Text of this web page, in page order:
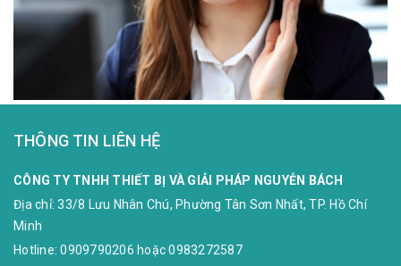
THÔNG TIN LIÊN HỆ
CÔNG TY TNHH THIẾT BỊ VÀ GIẢI PHÁP NGUYỄN BÁCH
Địa chỉ:33/8 Lưu Nhân Chú, Phường Tân Sơn Nhất, TP. Hồ Chí
Minh
Hotline:0909790206 hoặc0983272587